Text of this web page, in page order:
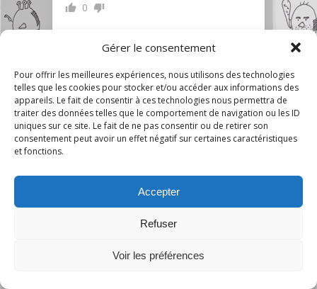
Gérer le consentement
Pour offrir les meilleures expériences, nous utilisons des technologies
telles que les cookies pour stocker et/ou accéder aux informations des
appareils. Le fait de consentir à ces technologies nous permettra de
traiter des données telles que le comportement de navigation ou les ID
uniques sur ce site. Le fait de ne pas consentir ou de retirer son
consentement peut avoir un effet négatif sur certaines caractéristiques
et fonctions.
Accepter
Refuser
Voir les préférences
0
MissBuwBuw 29 mai 2013 17:03
J’ai pu aussi constater, une certaine
ressemblance avec Hellsing et
Deadman Wonderland.
dessin, et donc, pas obligatoirement,
plagiarisé. Qui plus est Tite, n’est tout